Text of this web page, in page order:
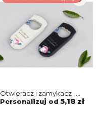
Otwieracz i zamykacz -
Dream Motyw 3
Personalizuj od 5,18 zł